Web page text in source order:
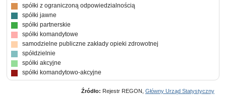
spółki z ograniczoną odpowiedzialnością
spółki jawne
spółki partnerskie
spółki komandytowe
samodzielne publiczne zakłady opieki zdrowotnej
spółdzielnie
spółki akcyjne
spółki komandytowo-akcyjne
Źródło: Rejestr REGON, Główny Urząd Statystyczny